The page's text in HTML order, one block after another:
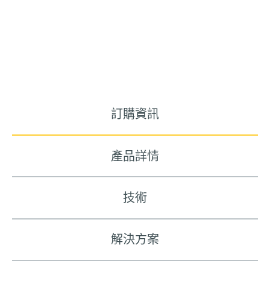
訂購資訊
產品詳情
技術
解決方案